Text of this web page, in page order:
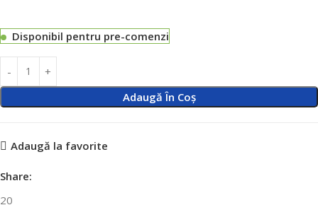
Disponibil pentru pre-comenzi
Adaugă În Coș
Adaugă la favorite
Share:
20